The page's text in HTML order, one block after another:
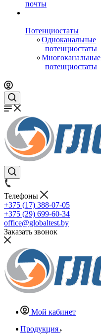
почты
Потенциостаты
Одноканальные
потенциостаты
Многоканальные
потенциостаты
Телефоны
+375 (17) 388-07-05
+375 (29) 699-60-34
office@globaltest.by
Заказать звонок
Мой кабинет
Продукция